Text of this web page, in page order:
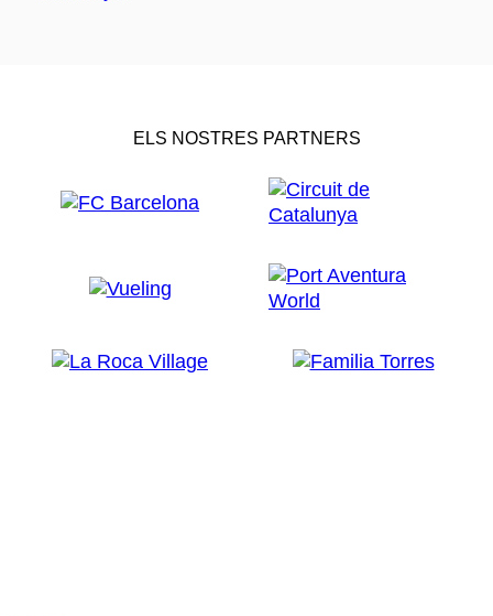
ELS NOSTRES PARTNERS